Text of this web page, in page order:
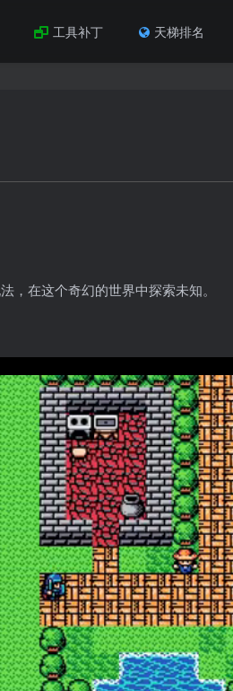
工具补丁 天梯排名
，在这个奇幻的世界中探索未知。